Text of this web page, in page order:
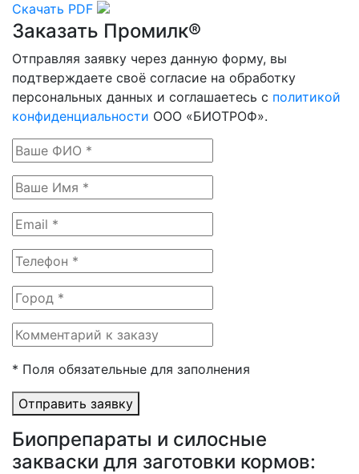
Скачать PDF
Заказать Промилк®
Отправляя заявку через данную форму, вы
подтверждаете своё согласие на обработку
персональных данных и соглашаетесь с политикой
конфиденциальности ООО «БИОТРОФ».
* Поля обязательные для заполнения
Отправить заявку
Биопрепараты и силосные
закваски для заготовки кормов: